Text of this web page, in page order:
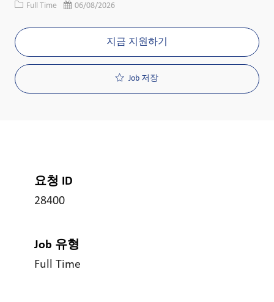
Job 유형
Full Time 게시일06/08/2026
지금 지원하기
Job 저장
요청 ID
28400
Job 유형
Full Time